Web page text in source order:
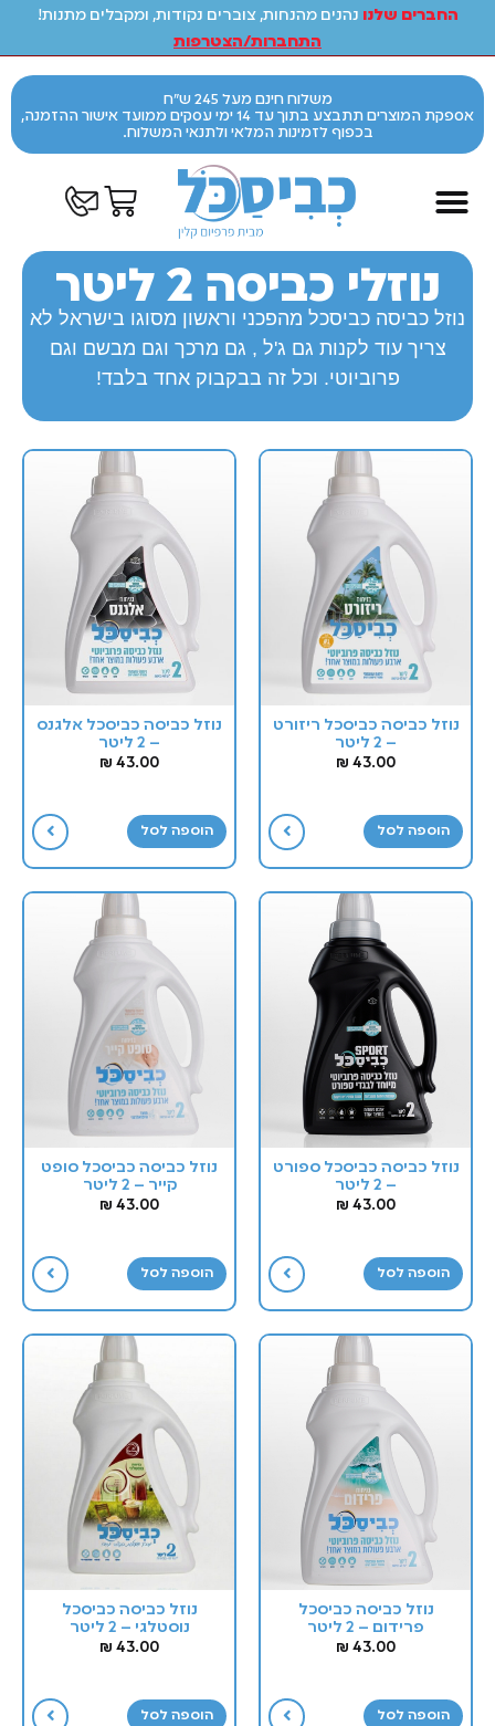
החברים שלנו נהנים מהנחות, צוברים נקודות, ומקבלים מתנות!
התחברות/הצטרפות
משלוח חינם מעל 245 ש"ח
אספקת המוצרים תתבצע בתוך עד 14 ימי עסקים ממועד אישור ההזמנה,
בכפוף לזמינות המלאי ולתנאי המשלוח.
נוזלי כביסה 2 ליטר
נוזל כביסה כביסכל מהפכני וראשון מסוגו בישראל לא
צריך עוד לקנות גם ג'ל , גם מרכך וגם מבשם וגם
פרוביוטי. וכל זה בבקבוק אחד בלבד!
נוזל כביסה כביסכל ריזורט
– 2 ליטר
43.00
₪
הוספה לסל
נוזל כביסה כביסכל אלגנס
– 2 ליטר
43.00
₪
הוספה לסל
נוזל כביסה כביסכל ספורט
– 2 ליטר
43.00
₪
הוספה לסל
נוזל כביסה כביסכל סופט
קייר – 2 ליטר
43.00
₪
הוספה לסל
נוזל כביסה כביסכל
פרידום – 2 ליטר
43.00
₪
הוספה לסל
נוזל כביסה כביסכל
נוסטלגי – 2 ליטר
43.00
₪
הוספה לסל